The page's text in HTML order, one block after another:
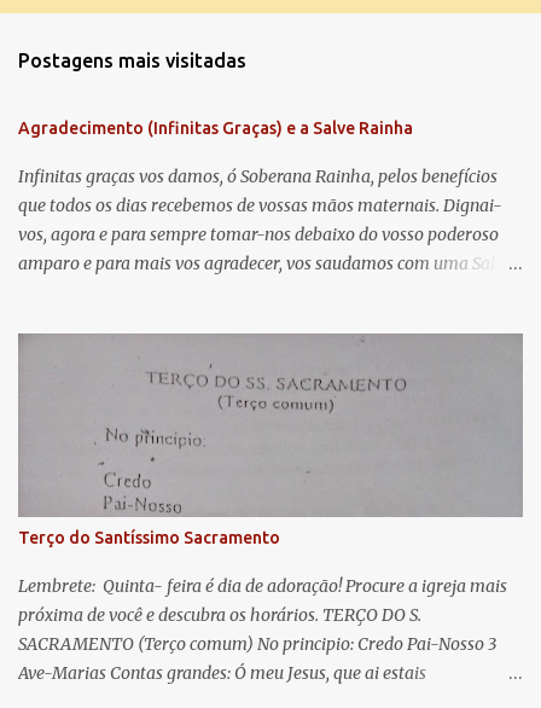
e
t
á
r
i
o
Postagens mais visitadas
Agradecimento (Infinitas Graças) e a Salve Rainha
Infinitas graças vos damos, ó Soberana Rainha, pelos benefícios
que todos os dias recebemos de vossas mãos maternais. Dignai-
vos, agora e para sempre tomar-nos debaixo do vosso poderoso
amparo e para mais vos agradecer, vos saudamos com uma Salve
lágrimas. Eia, pois, Advogada nossa, estes vossos olhos
misericordiosos a nós volvei, e depois deste desterro, mostrai-nos
Jesus. Bendito é o fruto do vosso ventre, ó clemente, ó piedosa, ó
doce e sempre Virgem Maria. Rogai por nós Santa Mãe de Deus.
Para que sejamos dignos das promessas de Cristo. Amém.
Terço do Santíssimo Sacramento
Lembrete: Quinta- feira é dia de adoração! Procure a igreja mais
próxima de você e descubra os horários. TERÇO DO S.
SACRAMENTO (Terço comum) No principio: Credo Pai-Nosso 3
Ave-Marias Contas grandes: Ó meu Jesus, que ai estais